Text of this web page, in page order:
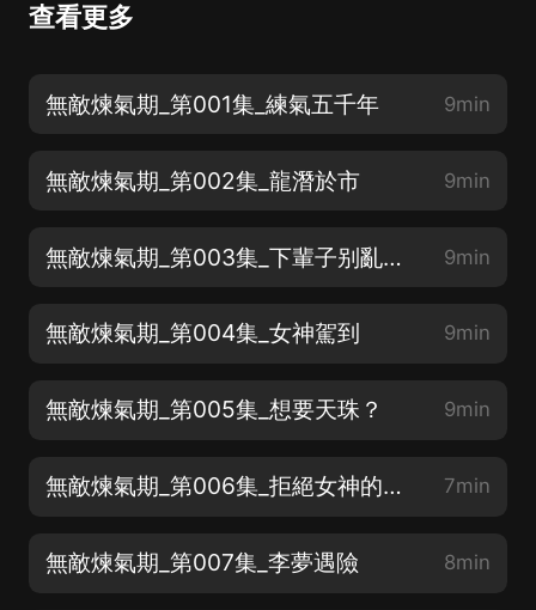
查看更多
無敵煉氣期_第001集_練氣五千年 9min
無敵煉氣期_第002集_龍潛於市 9min
無敵煉氣期_第003集_下輩子别亂開槍 9min
無敵煉氣期_第004集_女神駕到 9min
無敵煉氣期_第005集_想要天珠？ 9min
無敵煉氣期_第006集_拒絕女神的請求 7min
無敵煉氣期_第007集_李夢遇險 8min